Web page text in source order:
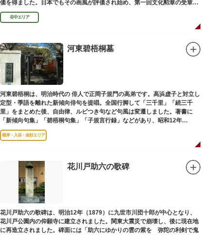
価を得ました。日本でもその画風が評価され始め、第一回文化勲章の受章者
となりました。お墓は谷中霊園にあります。
谷中エリア
河東碧梧桐墓
河東碧梧桐は、明治時代の 俳人で正岡子規門の高弟です。高浜虚子と対立し
定型・季語を離れた新傾向俳句を提唱。全国行脚して「三千里」「続三千
里」をまとめた後、自由律、ルビつき句など句風は変遷しました。著書に
「新傾向句集」「碧梧桐句集」「子規言行録」などがあり、昭和12年
（1937）に没し、お墓は梅林寺（ばいりんじ）にあります。
根岸・入谷・金杉エリア
花川戸助六の歌碑
花川戸助六の歌碑は、明治12年（1879）に九世市川団十郎が中心となり、
花川戸公園内の仰願寺に建立されました。関東大震災で崩壊し、後に現在地
に再造立されました。碑面には「助六にゆかりの雲の紫を 弥陀の利剣で鬼